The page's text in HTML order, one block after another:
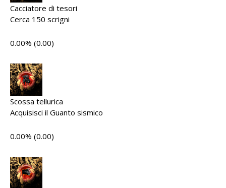
Cacciatore di tesori
Cerca 150 scrigni
0.00% (0.00)
Scossa tellurica
Acquisisci il Guanto sismico
0.00% (0.00)